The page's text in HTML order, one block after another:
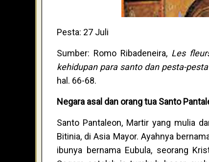
Pesta: 27 Juli
Sumber: Romo Ribadeneira, Les
kehidupan para santo dan pesta-
hal. 66-68.
Negara asal dan orang tua Santo
Santo Pantaleon, Martir yang mulia
Bitinia, di Asia Mayor. Ayahnya
ibunya bernama Eubula, seorang